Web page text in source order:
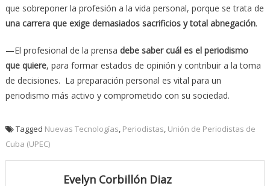
que sobreponer la profesión a la vida personal, porque se trata de
una carrera que exige demasiados sacrificios y total abnegación.
—El profesional de la prensa debe saber cuál es el periodismo
que quiere, para formar estados de opinión y contribuir a la toma
de decisiones. La preparación personal es vital para un
periodismo más activo y comprometido con su sociedad.
Tagged Nuevas Tecnologías, Periodistas, Unión de Periodistas de
Cuba (UPEC)
Evelyn Corbillón Diaz